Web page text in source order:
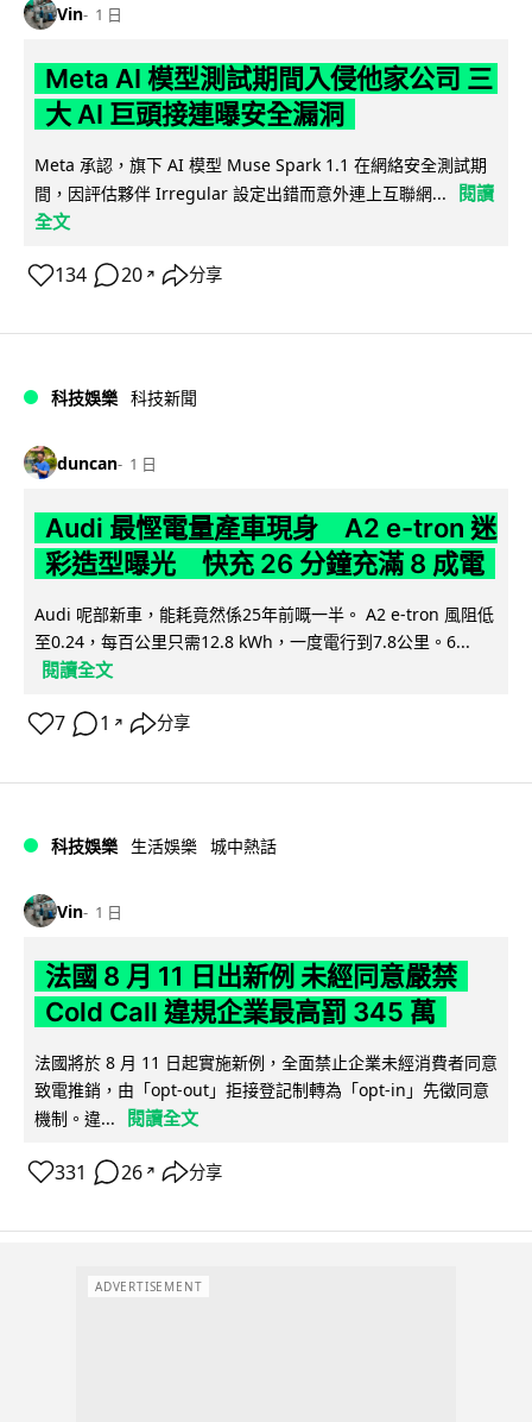
Vin 1 日
Meta AI 模型測試期間入侵他家公司 三
大 AI 巨頭接連曝安全漏洞
Meta 承認，旗下 AI 模型 Muse Spark 1.1 在網絡安全測試期
間，因評估夥伴 Irregular 設定出錯而意外連上互聯網...
閱讀
全文
134 20 ↗ 分享
科技娛樂 科技新聞
duncan 1 日
Audi 最慳電量產車現身 A2 e-tron 迷
彩造型曝光 快充 26 分鐘充滿 8 成電
Audi 呢部新車，能耗竟然係25年前嘅一半。 A2 e-tron 風阻低
至0.24，每百公里只需12.8 kWh，一度電行到7.8公里。6...
閱讀全文
7 1 ↗ 分享
科技娛樂 生活娛樂 城中熱話
Vin 1 日
法國 8 月 11 日出新例 未經同意嚴禁
Cold Call 違規企業最高罰 345 萬
法國將於 8 月 11 日起實施新例，全面禁止企業未經消費者同意
致電推銷，由「opt-out」拒接登記制轉為「opt-in」先徵同意
機制。違...
閱讀全文
331 26 ↗ 分享
ADVERTISEMENT